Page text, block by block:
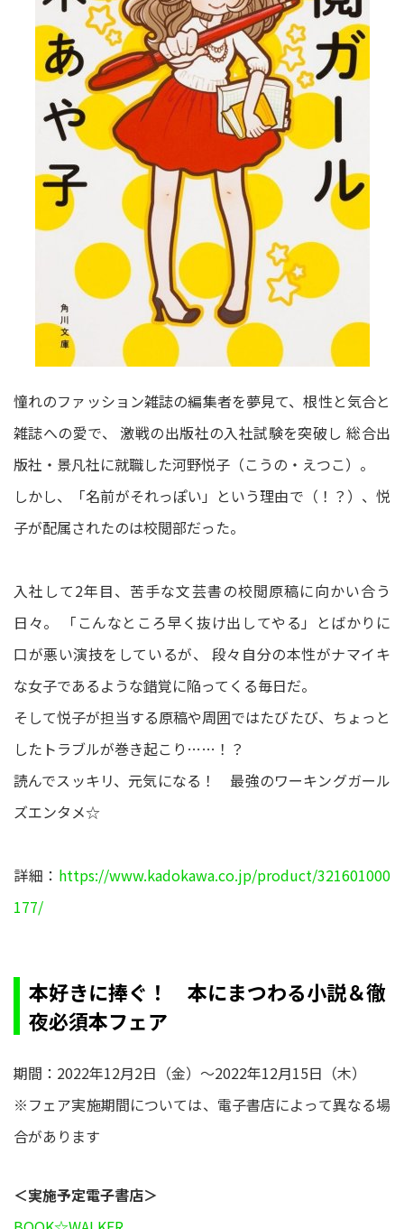
憧れのファッション雑誌の編集者を夢見て、根性と気合と
雑誌への愛で、 激戦の出版社の入社試験を突破し 総合出
版社・景凡社に就職した河野悦子（こうの・えつこ）。
しかし、「名前がそれっぽい」という理由で（！？）、悦
子が配属されたのは校閲部だった。
入社して2年目、苦手な文芸書の校閲原稿に向かい合う
日々。 「こんなところ早く抜け出してやる」とばかりに
口が悪い演技をしているが、 段々自分の本性がナマイキ
な女子であるような錯覚に陥ってくる毎日だ。
そして悦子が担当する原稿や周囲ではたびたび、ちょっと
したトラブルが巻き起こり……！？
読んでスッキリ、元気になる！ 最強のワーキングガール
ズエンタメ☆
詳細： https://www.kadokawa.co.jp/product/321601000
177/
本好きに捧ぐ！ 本にまつわる小説＆徹
夜必須本フェア
期間：2022年12月2日（金）～2022年12月15日（木）
※フェア実施期間については、電子書店によって異なる場
合があります
＜実施予定電子書店＞